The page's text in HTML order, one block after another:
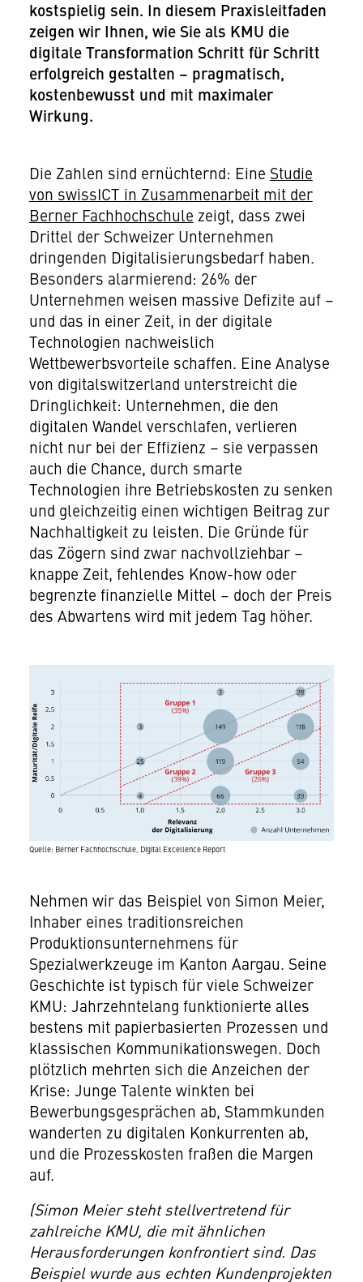
kostspielig sein. In diesem Praxisleitfaden
zeigen wir Ihnen, wie Sie als KMU die
digitale Transformation Schritt für Schritt
erfolgreich gestalten – pragmatisch,
kostenbewusst und mit maximaler
Wirkung.
Die Zahlen sind ernüchternd: Eine Studie
von swissICT in Zusammenarbeit mit der
Berner Fachhochschule zeigt, dass zwei
Drittel der Schweizer Unternehmen
dringenden Digitalisierungsbedarf haben.
Besonders alarmierend: 26% der
Unternehmen weisen massive Defizite auf –
und das in einer Zeit, in der digitale
Technologien nachweislich
Wettbewerbsvorteile schaffen. Eine Analyse
von digitalswitzerland unterstreicht die
Dringlichkeit: Unternehmen, die den
digitalen Wandel verschlafen, verlieren
nicht nur bei der Effizienz – sie verpassen
auch die Chance, durch smarte
Technologien ihre Betriebskosten zu senken
und gleichzeitig einen wichtigen Beitrag zur
Nachhaltigkeit zu leisten. Die Gründe für
das Zögern sind zwar nachvollziehbar –
knappe Zeit, fehlendes Know-how oder
begrenzte finanzielle Mittel – doch der Preis
des Abwartens wird mit jedem Tag höher.
Quelle: Berner Fachhochschule, Digital Excellence Report
Nehmen wir das Beispiel von Simon Meier,
Inhaber eines traditionsreichen
Produktionsunternehmens für
Spezialwerkzeuge im Kanton Aargau. Seine
Geschichte ist typisch für viele Schweizer
KMU: Jahrzehntelang funktionierte alles
bestens mit papierbasierten Prozessen und
klassischen Kommunikationswegen. Doch
plötzlich mehrten sich die Anzeichen der
Krise: Junge Talente winkten bei
Bewerbungsgesprächen ab, Stammkunden
wanderten zu digitalen Konkurrenten ab,
und die Prozesskosten fraßen die Margen
auf.
(Simon Meier steht stellvertretend für
zahlreiche KMU, die mit ähnlichen
Herausforderungen konfrontiert sind. Das
Beispiel wurde aus echten Kundenprojekten